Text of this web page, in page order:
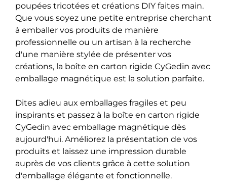
poupées tricotées et créations DIY faites main.
Que vous soyez une petite entreprise cherchant
à emballer vos produits de manière
professionnelle ou un artisan à la recherche
d'une manière stylée de présenter vos
créations, la boîte en carton rigide CyGedin avec
emballage magnétique est la solution parfaite.
Dites adieu aux emballages fragiles et peu
inspirants et passez à la boîte en carton rigide
CyGedin avec emballage magnétique dès
aujourd'hui. Améliorez la présentation de vos
produits et laissez une impression durable
auprès de vos clients grâce à cette solution
d'emballage élégante et fonctionnelle.